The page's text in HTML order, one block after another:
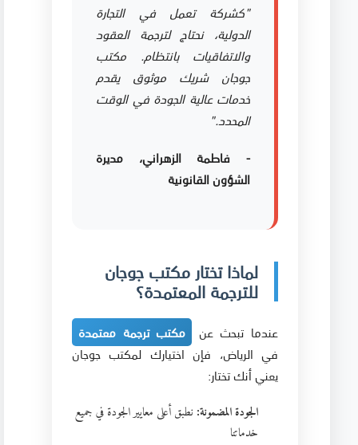
"كشركة تعمل في التجارة
الدولية، نحتاج لترجمة العقود
والاتفاقيات بانتظام. مكتب
جوجان شريك موثوق يقدم
خدمات عالية الجودة في الوقت
المحدد."
- فاطمة الزهراني، مديرة
الشؤون القانونية
لماذا تختار مكتب جوجان
للترجمة المعتمدة؟
عندما تبحث عن
مكتب ترجمة معتمدة
في الرياض، فإن اختيارك لمكتب جوجان
يعني أنك تختار:
الجودة المضمونة: نطبق أعلى معايير الجودة في جميع
خدماتنا